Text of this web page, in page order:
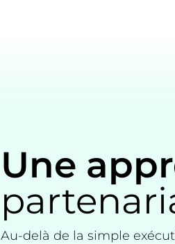
Une
Au-delà de la simple